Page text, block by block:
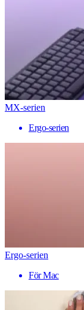
MX-serien
Ergo-serien
Ergo-serien
För Mac